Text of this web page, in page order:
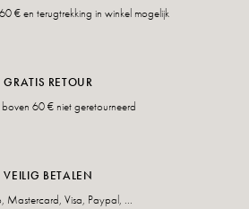
€ en terugtrekking in winkel mogelijk
GRATIS RETOUR
boven 60 € niet geretourneerd
VEILIG BETALEN
Mastercard, Visa, Paypal, ...